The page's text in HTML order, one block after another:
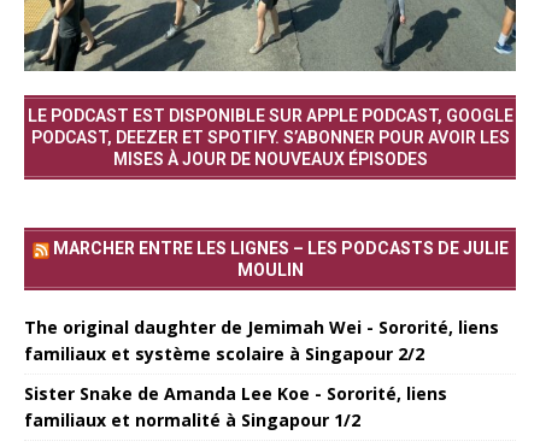
LE PODCAST EST DISPONIBLE SUR APPLE PODCAST, GOOGLE
PODCAST, DEEZER ET SPOTIFY. S’ABONNER POUR AVOIR LES
MISES À JOUR DE NOUVEAUX ÉPISODES
MARCHER ENTRE LES LIGNES – LES PODCASTS DE JULIE
MOULIN
The original daughter de Jemimah Wei - Sororité, liens
familiaux et système scolaire à Singapour 2/2
Sister Snake de Amanda Lee Koe - Sororité, liens
familiaux et normalité à Singapour 1/2